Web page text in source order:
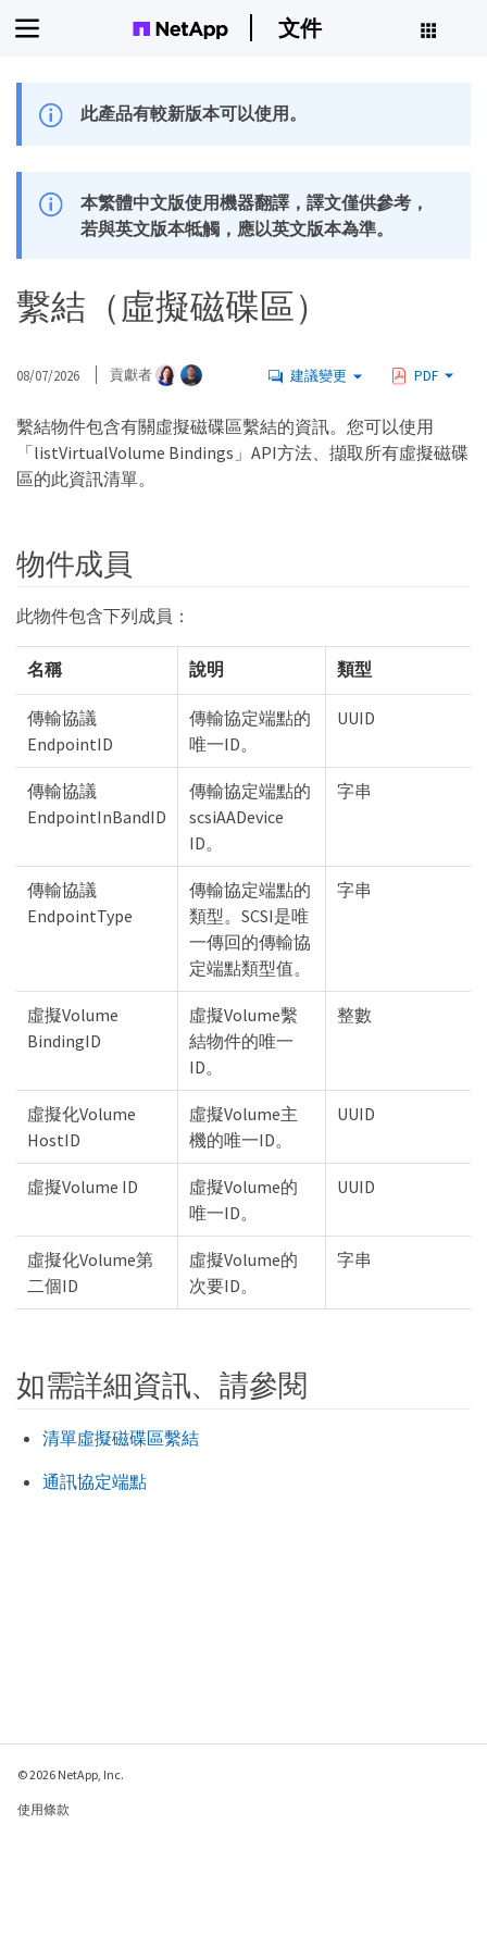
文件
此產品有較新版本可以使用。
本繁體中文版使用機器翻譯，譯文僅供參考，
若與英文版本牴觸，應以英文版本為準。
繫結（虛擬磁碟區）
08/07/2026 貢獻者 建議變更 PDF
繫結物件包含有關虛擬磁碟區繫結的資訊。您可以使用
「listVirtualVolume Bindings」API方法、擷取所有虛擬磁碟
區的此資訊清單。
物件成員
此物件包含下列成員：
名稱 說明 類型
傳輸協議
EndpointID
傳輸協定端點的
唯一ID。
UUID
傳輸協議
EndpointInBandID
傳輸協定端點的
scsiAADevice
ID。
字串
傳輸協議
EndpointType
傳輸協定端點的
類型。SCSI是唯
一傳回的傳輸協
定端點類型值。
字串
虛擬Volume
BindingID
虛擬Volume繫
結物件的唯一
ID。
整數
虛擬化Volume
HostID
虛擬Volume主
機的唯一ID。
UUID
虛擬Volume ID
虛擬Volume的
唯一ID。
UUID
虛擬化Volume第
二個ID
虛擬Volume的
次要ID。
字串
如需詳細資訊、請參閱
清單虛擬磁碟區繫結
通訊協定端點
© 2026 NetApp, Inc.
使用條款